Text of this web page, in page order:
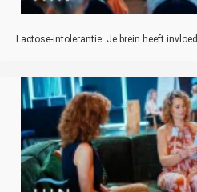
Lactose-intolerantie: Je brein heeft invloed